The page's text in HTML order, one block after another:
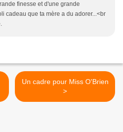
finesse et d'une grande
cadeau que ta mère a du adorer...<br
Un cadre pour Miss O'Brien
>